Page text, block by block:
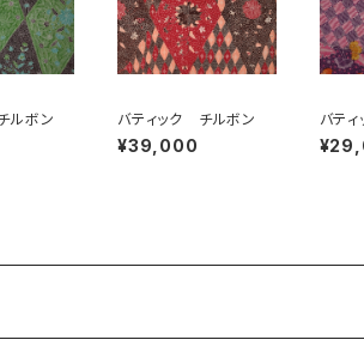
ルボン バティック チルボン
¥39,000
バテ